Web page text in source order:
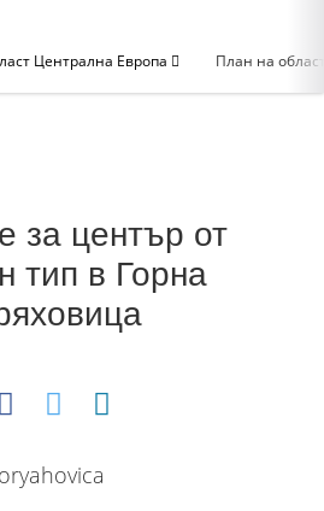
Централна Европа План на
за център от
тип в Горна